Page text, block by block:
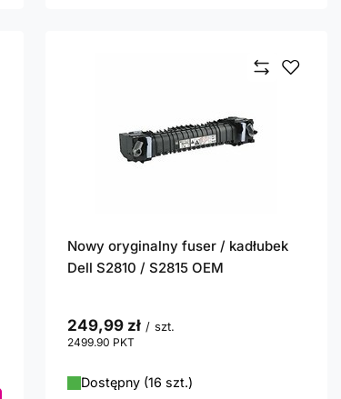
Nowy oryginalny fuser / kadłubek
Dell S2810 / S2815 OEM
249,99 zł / szt.
2499.90 PKT
Dostępny (16 szt.)